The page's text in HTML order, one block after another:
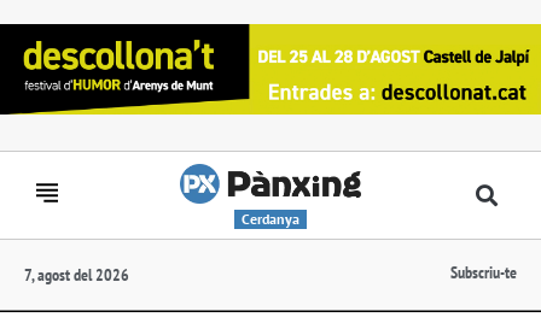
Cerdanya
7, agost del 2026 Subscriu-te